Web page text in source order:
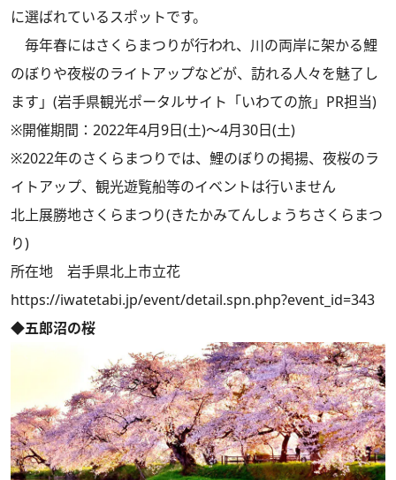
に選ばれているスポットです。
毎年春にはさくらまつりが行われ、川の両岸に架かる鯉
のぼりや夜桜のライトアップなどが、訪れる人々を魅了し
ます」(岩手県観光ポータルサイト「いわての旅」PR担当)
※開催期間：2022年4月9日(土)～4月30日(土)
※2022年のさくらまつりでは、鯉のぼりの掲揚、夜桜のラ
イトアップ、観光遊覧船等のイベントは行いません
北上展勝地さくらまつり(きたかみてんしょうちさくらまつ
り)
所在地 岩手県北上市立花
https://iwatetabi.jp/event/detail.spn.php?event_id=343
◆五郎沼の桜